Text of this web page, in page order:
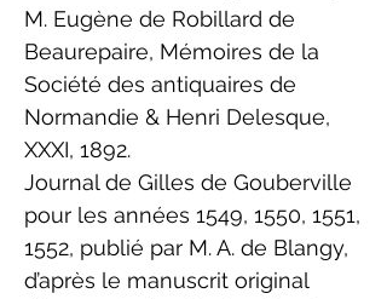
M. Eugène de Robillard de
Beaurepaire, Mémoires de la
Société des antiquaires de
Normandie & Henri Delesque,
XXXI, 1892.
Journal de Gilles de Gouberville
pour les années 1549, 1550, 1551,
1552, publié par M. A. de Blangy,
d’après le manuscrit original